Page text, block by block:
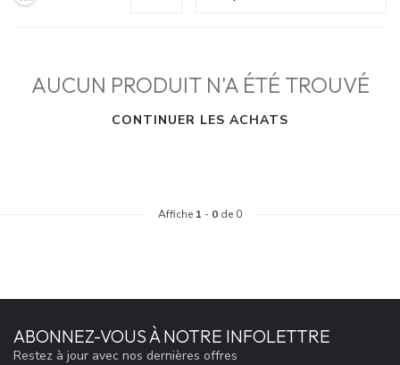
AUCUN PRODUIT N'A ÉTÉ TROUVÉ
CONTINUER LES ACHATS
Affiche 1 - 0 de 0
ABONNEZ-VOUS À NOTRE INFOLETTRE
Restez à jour avec nos dernières offres